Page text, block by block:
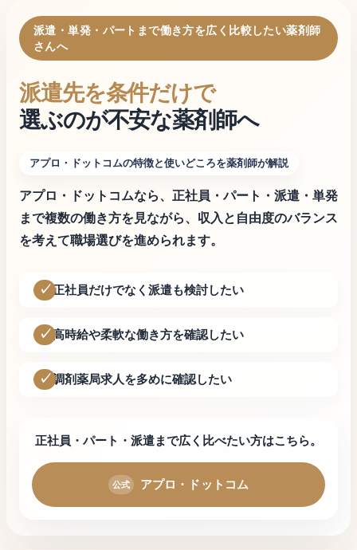
派遣・単発・パートまで働き方を広く比較したい薬剤師
さんへ
派遣先を条件だけで
選ぶのが不安な薬剤師へ
アプロ・ドットコムの特徴と使いどころを薬剤師が解説
アプロ・ドットコムなら、正社員・パート・派遣・単発
まで複数の働き方を見ながら、収入と自由度のバランス
を考えて職場選びを進められます。
正社員だけでなく派遣も検討したい
高時給や柔軟な働き方を確認したい
調剤薬局求人を多めに確認したい
正社員・パート・派遣まで広く比べたい方はこちら。
アプロ・ドットコム